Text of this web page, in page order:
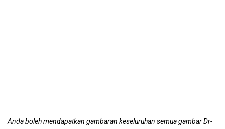
Anda boleh mendapatkan gambaran keseluruhan semua gambar Dr-